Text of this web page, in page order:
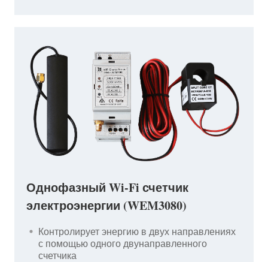
Однофазный Wi-Fi счетчик
электроэнергии (WEM3080)
Контролирует энергию в двух направлениях
с помощью одного двунаправленного
счетчика